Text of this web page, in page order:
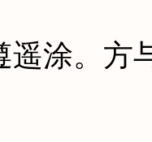
遥涂。方